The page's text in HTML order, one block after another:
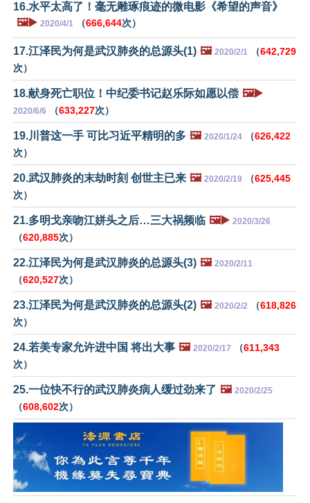
16.水平太高了！毫无雕琢痕迹的微电影《希望的声音》
🖼️▶️ 2020/4/1 （666,644次）
17.江泽民为何是武汉肺炎的总源头(1) 🖼️ 2020/2/1 （642,729
次）
18.献身死亡职位！中纪委书记赵乐际如愿以偿 🖼️▶️
2020/6/6 （633,227次）
19.川普这一手 可比习近平精明的多 🖼️ 2020/1/24 （626,422
次）
20.武汉肺炎的末劫时刻 创世主已来 🖼️ 2020/2/19 （625,445
次）
21.多明戈亲吻江姘头之后…三大祸频临 🖼️▶️ 2020/3/26
（620,885次）
22.江泽民为何是武汉肺炎的总源头(3) 🖼️ 2020/2/11
（620,527次）
23.江泽民为何是武汉肺炎的总源头(2) 🖼️ 2020/2/2 （618,826
次）
24.若美专家允许进中国 将出大事 🖼️ 2020/2/17 （611,343
次）
25.一位快不行的武汉肺炎病人缓过劲来了 🖼️ 2020/2/25
（608,602次）